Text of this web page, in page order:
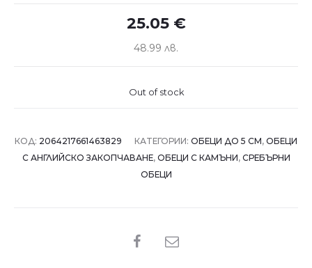
25.05 €
48.99 лв.
Out of stock
КОД: 2064217661463829 КАТЕГОРИИ: ОБЕЦИ ДО 5 СМ, ОБЕЦИ
С АНГЛИЙСКО ЗАКОПЧАВАНЕ, ОБЕЦИ С КАМЪНИ, СРЕБЪРНИ
ОБЕЦИ
SHARE